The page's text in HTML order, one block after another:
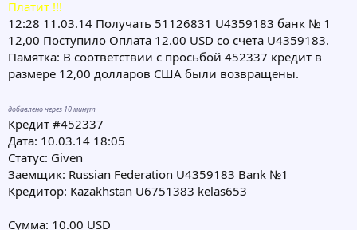
Платит !!!
12:28 11.03.14 Получать 51126831 U4359183 банк № 1
12,00 Поступило Оплата 12.00 USD со счета U4359183.
Памятка: В соответствии с просьбой 452337 кредит в
размере 12,00 долларов США были возвращены.
добавлено через 10 минут
Кредит #452337
Дата: 10.03.14 18:05
Статус: Given
Заемщик: Russian Federation U4359183 Bank №1
Кредитор: Kazakhstan U6751383 kelas653
Сумма: 10.00 USD